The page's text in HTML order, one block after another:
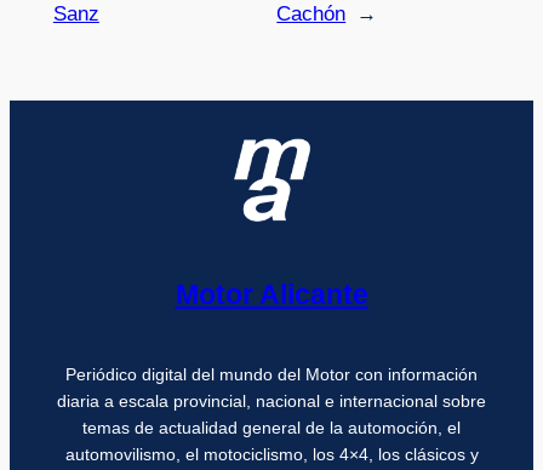
Sanz
Cachón
→
Motor Alicante
Periódico digital del mundo del Motor con información
diaria a escala provincial, nacional e internacional sobre
temas de actualidad general de la automoción, el
automovilismo, el motociclismo, los 4×4, los clásicos y